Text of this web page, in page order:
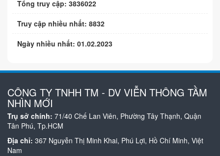
Tổng truy cập: 3836022
Truy cập nhiều nhất: 8832
Ngày nhiều nhất: 01.02.2023
CÔNG TY TNHH TM - DV VIỄN THÔNG TẦM
NHÌN MỚI
Trụ sở chính: 71/40 Chế Lan Viên, Phường Tây Thạnh, Quận
Tân Phú, Tp.HCM
Địa chỉ: 367 Nguyễn Thị Minh Khai, Phú Lợi, Hồ Chí Minh, Việt
Nam